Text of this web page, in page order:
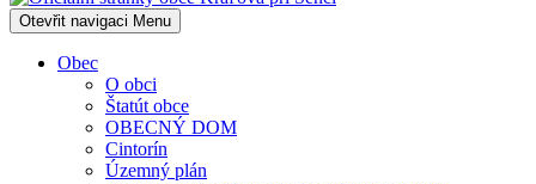
Otevřit navigaci Menu
Obec
O obci
Štatút obce
OBECNÝ DOM
Cintorín
Územný plán